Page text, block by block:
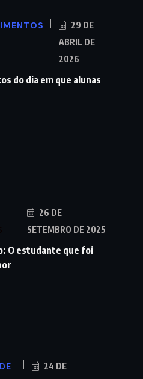
29 DE
ABRIL DE
2026
do dia em que alunas
26 DE
SETEMBRO DE 2025
O estudante que foi
24 DE